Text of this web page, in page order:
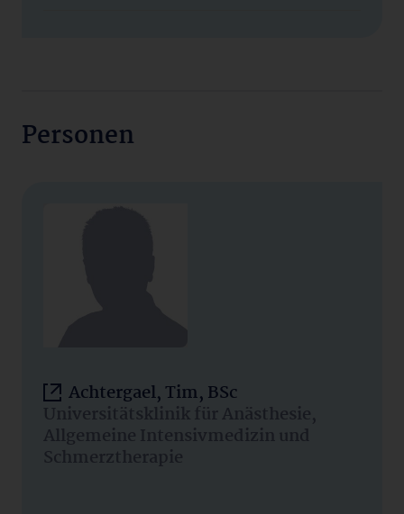
Personen
Achtergael, Tim, BSc
Universitätsklinik für Anästhesie,
Allgemeine Intensivmedizin und
Schmerztherapie